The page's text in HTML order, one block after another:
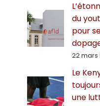
du
pour
22 mars
Le
une